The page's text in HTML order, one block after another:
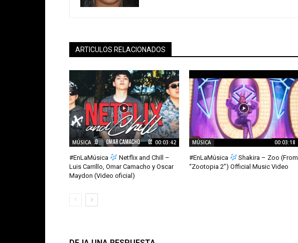
ARTICULOS RELACIONADOS
MÚSICA 00:03:42
#EnLaMúsica
Netflix and Chill –
Luis Carrillo, Omar Camacho y Oscar
Maydon (Video oficial)
MÚSICA 00:03:18
#EnLaMúsica
Shakira – Zoo (From
“Zootopia 2”) Official Music Video